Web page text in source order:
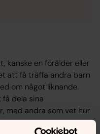
kanske en förälder eller
att få träffa andra barn
om något liknande.
dela sina
med andra som vet hur